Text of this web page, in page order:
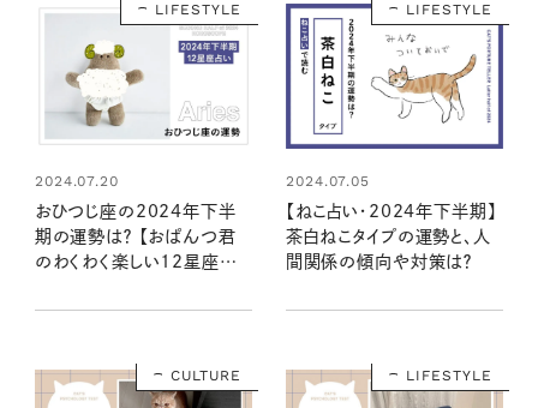
LIFESTYLE
2024.07.20
おひつじ座の2024年下半
期の運勢は？ 【おぱんつ君
のわくわく楽しい12星座占
LIFESTYLE
2024.07.05
【ねこ占い・2024年下半期】
茶白ねこタイプの運勢と、人
間関係の傾向や対策は？
CULTURE LIFESTYLE